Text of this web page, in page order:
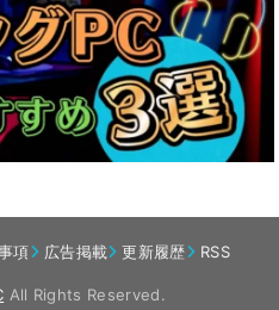
項 広告掲載 更新履歴 RSS
All Rights Reserved.